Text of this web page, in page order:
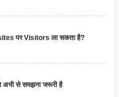
पर Visitors ला सकता है?
से समझना जरूरी है